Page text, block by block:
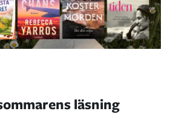
läsning